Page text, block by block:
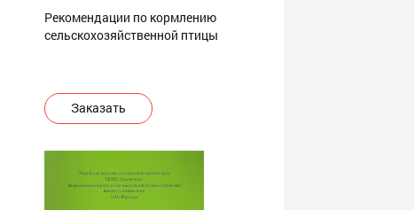
Рекомендации по кормлению
сельскохозяйственной птицы
Заказать